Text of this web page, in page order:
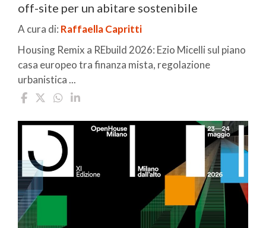
off-site per un abitare sostenibile
A cura di: Raffaella Capritti
Housing Remix a REbuild 2026: Ezio Micelli sul piano
casa europeo tra finanza mista, regolazione
urbanistica ...